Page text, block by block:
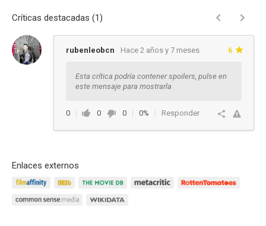
Críticas destacadas (1)
rubenleobcn Hace 2 años y 7 meses 6
Esta crítica podría contener spoilers, pulse en
este mensaje para mostrarla
0 0 0 0% Responder
Enlaces externos